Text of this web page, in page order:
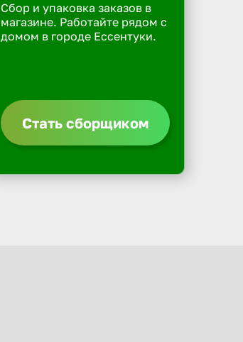
Сбор и упаковка заказов в
магазине. Работайте рядом с
домом в городе Ессентуки.
Стать сборщиком